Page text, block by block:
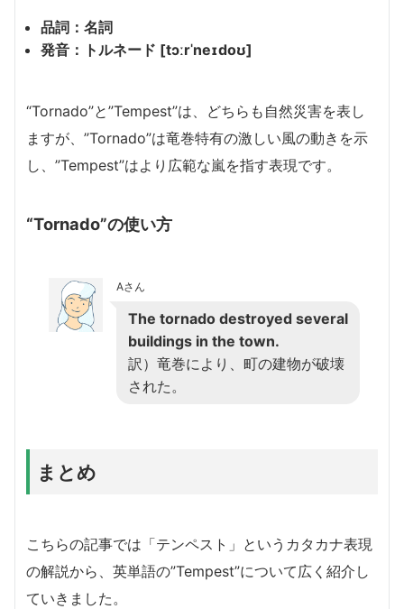
品詞：名詞
発音：トルネード [tɔːrˈneɪdoʊ]
“Tornado”と”Tempest”は、どちらも自然災害を表し
ますが、”Tornado”は竜巻特有の激しい風の動きを示
し、”Tempest”はより広範な嵐を指す表現です。
“Tornado”の使い方
Aさん
The tornado destroyed several
buildings in the town.
訳）竜巻により、町の建物が破壊
された。
まとめ
こちらの記事では「テンペスト」というカタカナ表現
の解説から、英単語の”Tempest”について広く紹介し
ていきました。